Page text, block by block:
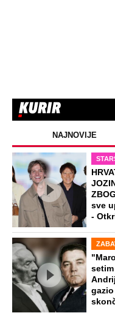
NAJNOVIJE
sve
-